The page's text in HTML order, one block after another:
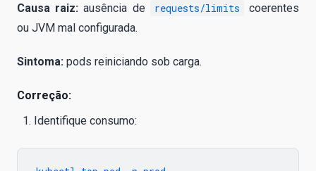
Causa raiz: ausência de requests/limits
coerentes
ou JVM mal configurada.
Sintoma: pods reiniciando sob carga.
Correção:
Identifique consumo: